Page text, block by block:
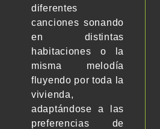
diferentes
canciones sonando
en distintas
habitaciones o la
misma melodía
fluyendo por toda la
vivienda,
adaptándose a las
preferencias de